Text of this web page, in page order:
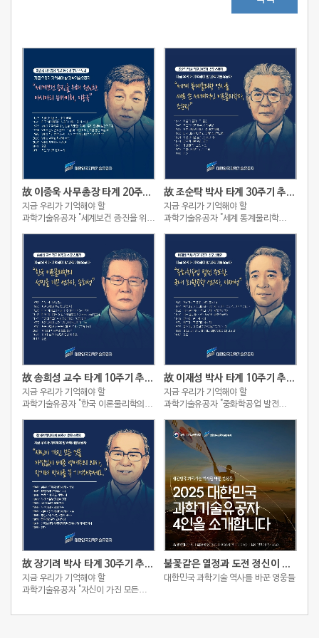
故 이종욱 사무총장 타계 20주기 추모 스토리
지금 우리가 기억해야 할
과학기술유공자 "세계보건 증진을 위해
故 조순탁 박사 타계 30주기 추모 스토리
지금 우리가 기억해야 할
과학기술유공자 "세계 통계물리학
故 송희성 교수 타계 10주기 추모 스토리
지금 우리가 기억해야 할
과학기술유공자 "한국 이론물리학의
故 이재성 박사 타계 10주기 추모 스토리
지금 우리가 기억해야 할
과학기술유공자 "중화학공업 발전
故 장기려 박사 타계 30주기 추모 스토리
지금 우리가 기억해야 할
과학기술유공자 "자신이 가진 모든
장기려 박사를 꼭 기억해주세요."
불꽃같은 열정과 도전 정신이 빚어낸 2025 대한민국 과학기술유공자 4인
대한민국 과학기술 역사를 바꾼 영웅들